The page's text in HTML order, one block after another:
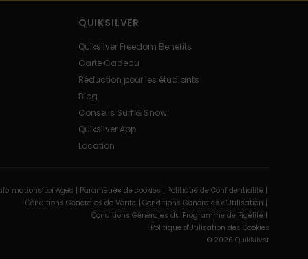
QUIKSILVER
Quiksilver Freedom Benefits
Carte Cadeau
Réduction pour les étudiants
Blog
Conseils Surf & Snow
Quiksilver App
Location
Loi Agec | Paramètres de cookies | Politique de Confidentialité |
Conditions Générales de Vente | Conditions Générales d'Utilisation |
Conditions Générales du Programme de Fidélité |
Politique d'Utilisation des Cookies
© 2026 Quiksilver